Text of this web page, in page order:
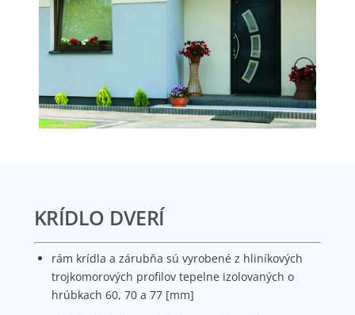
KRÍDLO DVERÍ
rám krídla a zárubňa sú vyrobené z hliníkových
trojkomorových profilov tepelne izolovaných o
hrúbkach 60, 70 a 77 [mm]